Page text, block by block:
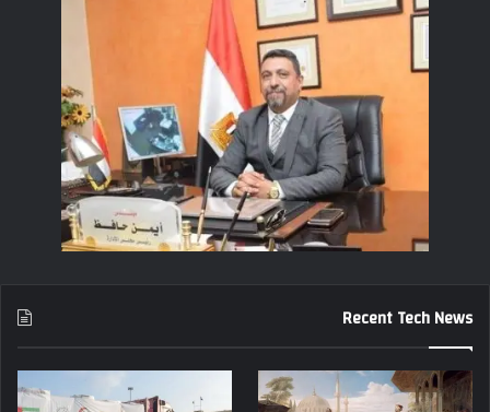
Recent Tech News